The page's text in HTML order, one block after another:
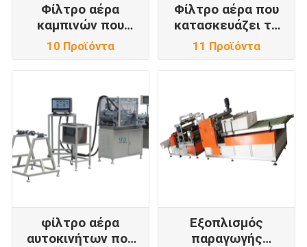
Φίλτρο αέρα
καμπινών που
κατασκευάζει τη
μηχανή
10 Προϊόντα
Φίλτρο αέρα που
κατασκευάζει τη
μηχανή
11 Προϊόντα
φίλτρο αέρα
αυτοκινήτων που
Εξοπλισμός
παραγωγής